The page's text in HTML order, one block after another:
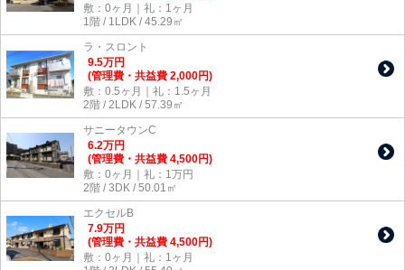
敷：0ヶ月｜礼：1ヶ月
1階 / 1LDK / 45.29㎡
ラ・スロント
9.5万円
(管理費・共益費 2,000円)
敷：0.5ヶ月｜礼：1.5ヶ月
2階 / 2LDK / 57.39㎡
サニータウンC
6.2万円
(管理費・共益費 4,500円)
敷：0ヶ月｜礼：1万円
2階 / 3DK / 50.01㎡
エクセルB
7.9万円
(管理費・共益費 4,500円)
敷：0ヶ月｜礼：1ヶ月